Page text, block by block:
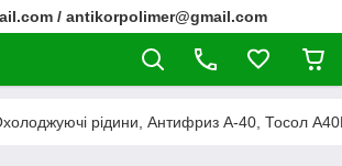
/ antikorpolimer@gmail.com
рідини, Антифриз А-40, Тосол